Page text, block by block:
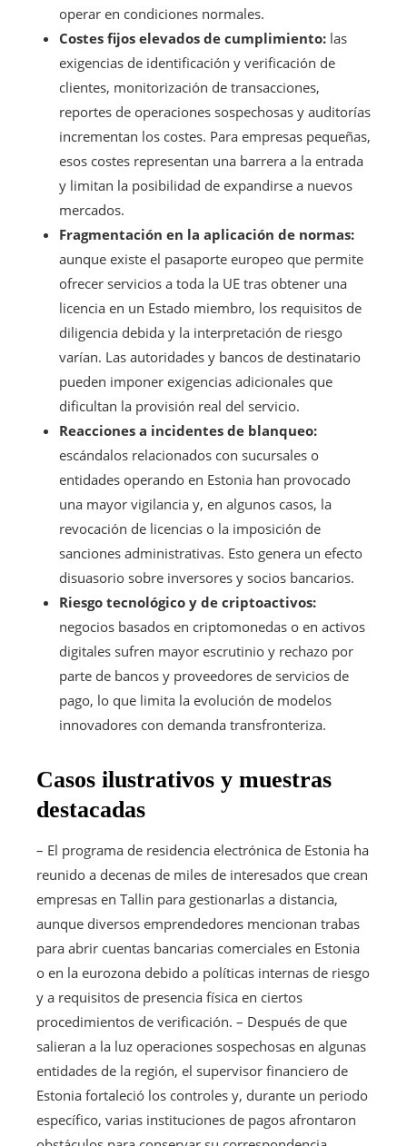
operar en condiciones normales.
Costes fijos elevados de cumplimiento: las
exigencias de identificación y verificación de
clientes, monitorización de transacciones,
reportes de operaciones sospechosas y auditorías
incrementan los costes. Para empresas pequeñas,
esos costes representan una barrera a la entrada
y limitan la posibilidad de expandirse a nuevos
mercados.
Fragmentación en la aplicación de normas:
aunque existe el pasaporte europeo que permite
ofrecer servicios a toda la UE tras obtener una
licencia en un Estado miembro, los requisitos de
diligencia debida y la interpretación de riesgo
varían. Las autoridades y bancos de destinatario
pueden imponer exigencias adicionales que
dificultan la provisión real del servicio.
Reacciones a incidentes de blanqueo:
escándalos relacionados con sucursales o
entidades operando en Estonia han provocado
una mayor vigilancia y, en algunos casos, la
revocación de licencias o la imposición de
sanciones administrativas. Esto genera un efecto
disuasorio sobre inversores y socios bancarios.
Riesgo tecnológico y de criptoactivos:
negocios basados en criptomonedas o en activos
digitales sufren mayor escrutinio y rechazo por
parte de bancos y proveedores de servicios de
pago, lo que limita la evolución de modelos
innovadores con demanda transfronteriza.
Casos ilustrativos y muestras
destacadas
– El programa de residencia electrónica de Estonia ha
reunido a decenas de miles de interesados que crean
empresas en Tallin para gestionarlas a distancia,
aunque diversos emprendedores mencionan trabas
para abrir cuentas bancarias comerciales en Estonia
o en la eurozona debido a políticas internas de riesgo
y a requisitos de presencia física en ciertos
procedimientos de verificación. – Después de que
salieran a la luz operaciones sospechosas en algunas
entidades de la región, el supervisor financiero de
Estonia fortaleció los controles y, durante un periodo
específico, varias instituciones de pagos afrontaron